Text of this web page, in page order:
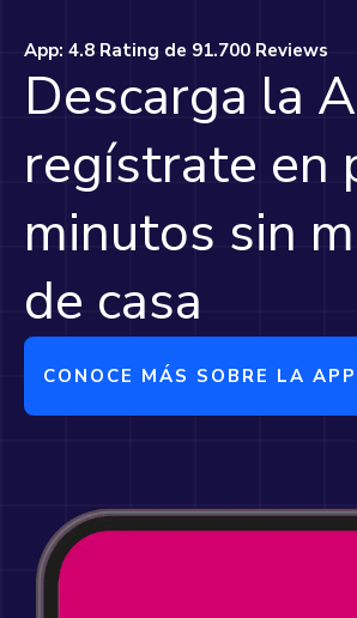
App: 4.8 Rating de 91.700 Reviews
Descarga la
regístrate en
minutos sin
de casa
CONOCE MÁS SOBRE LA APP